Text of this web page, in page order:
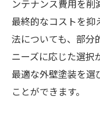
ンテナンス費用を削
最終的なコストを抑
法についても、部分
ニーズに応じた選択
最適な外壁塗装を選
ことができます。